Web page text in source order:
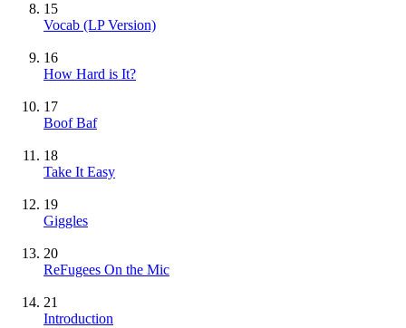
15
Vocab (LP Version)
16
How Hard is It?
17
Boof Baf
18
Take It Easy
19
Giggles
20
ReFugees On the Mic
21
Introduction